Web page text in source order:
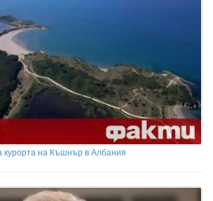
курорта на Къшнър в Албания